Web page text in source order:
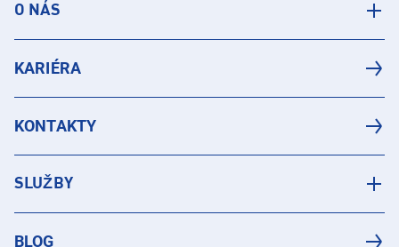
O NÁS
KARIÉRA
KONTAKTY
SLUŽBY
BLOG